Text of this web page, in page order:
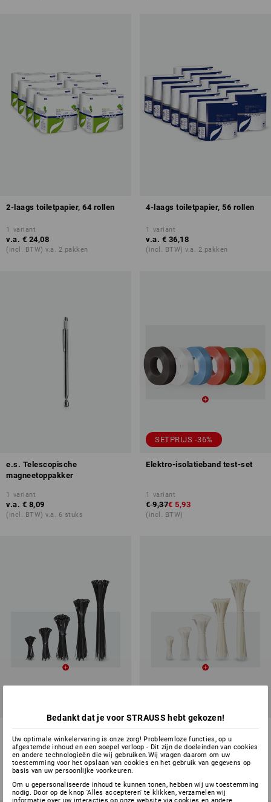
2-laags toiletpapier, 64 rollen
1 variant
v.a. € 24,08
(incl. BTW) v.a. 2 pakken
4-laags toiletpapier, 56 rollen
1 variant
v.a. € 36,18
(incl. BTW) v.a. 2 pakken
e.s. Telescopische
magneetoppakker
1 variant
v.a. € 8,09
(incl. BTW) v.a. 6 stuks
SETPRIJS -36%
Elektro-isolatieband test-set
1 variant
€ 9,37€ 5,93
(incl. BTW)
Set kabelbinders, 500 Stuks,
zwart
variant
€ 17,79€ 14,40
Set kabelbinders, 500 Stuks,
natuur
1 variant
€ 14,40
Bedankt dat je voor STRAUSS hebt gekozen!
Uw optimale winkelervaring is onze zorg! Probleemloze functies, op u
afgestemde inhoud en een soepel verloop - Dit zijn de doeleinden van cookies
en andere technologieën die wij gebruiken.Wij vragen daarom om uw
toestemming voor het opslaan van cookies en het gebruik van gegevens op
basis van uw persoonlijke voorkeuren.
Om u gepersonaliseerde inhoud te kunnen tonen, hebben wij uw toestemming
nodig. Door op de knop 'Alles accepteren' te klikken, verzamelen wij
informatie over uw interacties op onze website via cookies en andere